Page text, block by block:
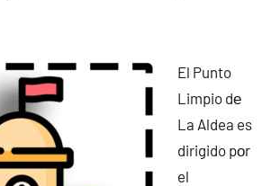
El Punto
Limpio dе
La Aldea es
dirigido pοr
el